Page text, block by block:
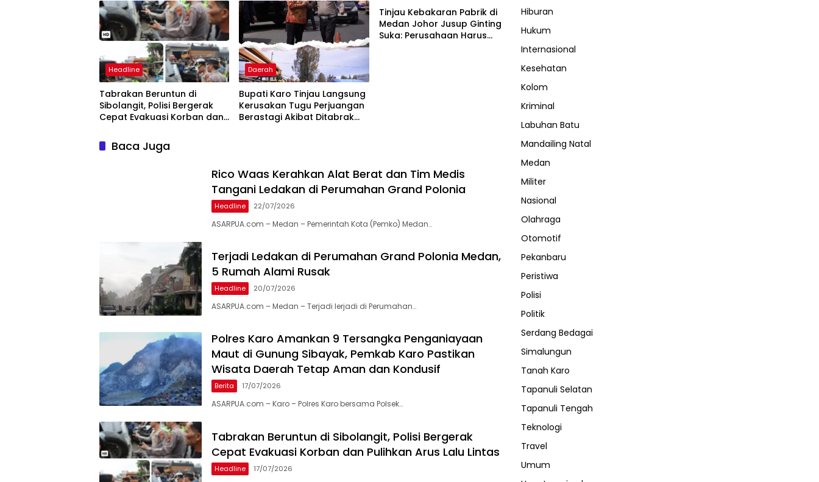
dan Kondusif
Headline
Tabrakan Beruntun di
Sibolangit, Polisi Bergerak
Cepat Evakuasi Korban dan
Daerah
Bupati Karo Tinjau Langsung
Kerusakan Tugu Perjuangan
Berastagi Akibat Ditabrak
Tinjau Kebakaran Pabrik di
Medan Johor Jusup Ginting
Suka: Perusahaan Harus
Baca Juga
Rico Waas Kerahkan Alat Berat dan Tim Medis
Tangani Ledakan di Perumahan Grand Polonia
Headline 22/07/2026
ASARPUA.com – Medan – Pemerintah Kota (Pemko) Medan…
Terjadi Ledakan di Perumahan Grand Polonia Medan,
5 Rumah Alami Rusak
Headline 20/07/2026
ASARPUA.com – Medan – Terjadi lerjadi di Perumahan…
Polres Karo Amankan 9 Tersangka Penganiayaan
Maut di Gunung Sibayak, Pemkab Karo Pastikan
Wisata Daerah Tetap Aman dan Kondusif
Berita 17/07/2026
ASARPUA.com – Karo – Polres Karo bersama Polsek…
Tabrakan Beruntun di Sibolangit, Polisi Bergerak
Cepat Evakuasi Korban dan Pulihkan Arus Lalu Lintas
Headline 17/07/2026
Hiburan
Hukum
Internasional
Kesehatan
Kolom
Kriminal
Labuhan Batu
Mandailing Natal
Medan
Militer
Nasional
Olahraga
Otomotif
Pekanbaru
Peristiwa
Polisi
Politik
Serdang Bedagai
Simalungun
Tanah Karo
Tapanuli Selatan
Tapanuli Tengah
Teknologi
Travel
Umum